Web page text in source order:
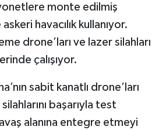
monte edilmiş
havacılık kullanıyor.
drone’ları ve lazer silahları
çalışıyor.
sabit kanatlı drone’ları
başarıyla test
alanına entegre etmeyi